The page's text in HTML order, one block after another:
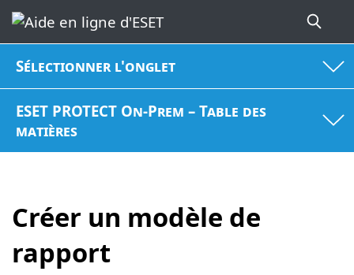
Sélectionner l'onglet
ESET PROTECT On-Prem – Table des
matières
Créer un modèle de
rapport